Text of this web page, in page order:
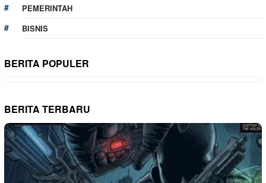
PEMERINTAH
BISNIS
BERITA POPULER
BERITA TERBARU